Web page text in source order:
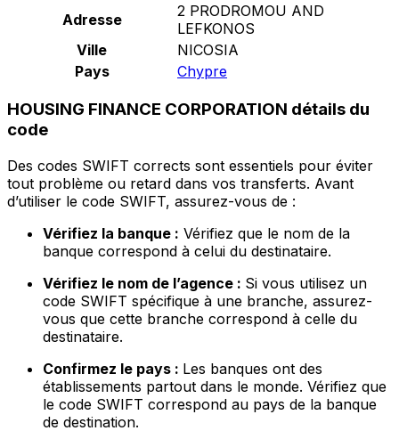
Adresse
2 PRODROMOU AND
LEFKONOS
Ville
NICOSIA
Pays
Chypre
HOUSING FINANCE CORPORATION détails du
code
Des codes SWIFT corrects sont essentiels pour éviter
tout problème ou retard dans vos transferts. Avant
d’utiliser le code SWIFT, assurez-vous de :
Vérifiez la banque : Vérifiez que le nom de la
banque correspond à celui du destinataire.
Vérifiez le nom de l’agence : Si vous utilisez un
code SWIFT spécifique à une branche, assurez-
vous que cette branche correspond à celle du
destinataire.
Confirmez le pays : Les banques ont des
établissements partout dans le monde. Vérifiez que
le code SWIFT correspond au pays de la banque
de destination.